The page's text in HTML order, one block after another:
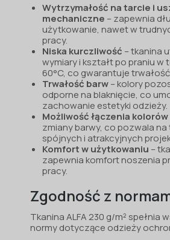
Wytrzymałość na tarcie i
mechaniczne – zapewnia
użytkowanie, nawet w
pracy.
Niska kurczliwość – tkanina
wymiary i kształt po praniu w
60°C, co gwarantuje
Trwałość barw– kolory
odporne na blaknięcie, co
zachowanie estetyki odzieży.
Możliwość łączenia kolorów
zmiany barwy, co pozwala
spójnych i atrakcyjnych
Komfort w użytkowaniu –
zapewnia komfort noszenia
pracy.
Zgodność z
Tkanina ALFA 230 g/m² spełnia
normy dotyczące odzieży